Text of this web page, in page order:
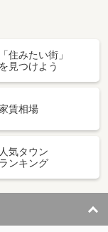
「住みたい街」
を見つけよう
賃相場
人気タウン
ランキング